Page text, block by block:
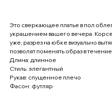
Это сверкающее платье в пол
украшением вашего вечера.
уже, разрез на юбке визуально
позволят поменять образ в течение
Длина: длинное
Стиль: элегантный
Рукав: спущенное плечо
Фасон: футляр